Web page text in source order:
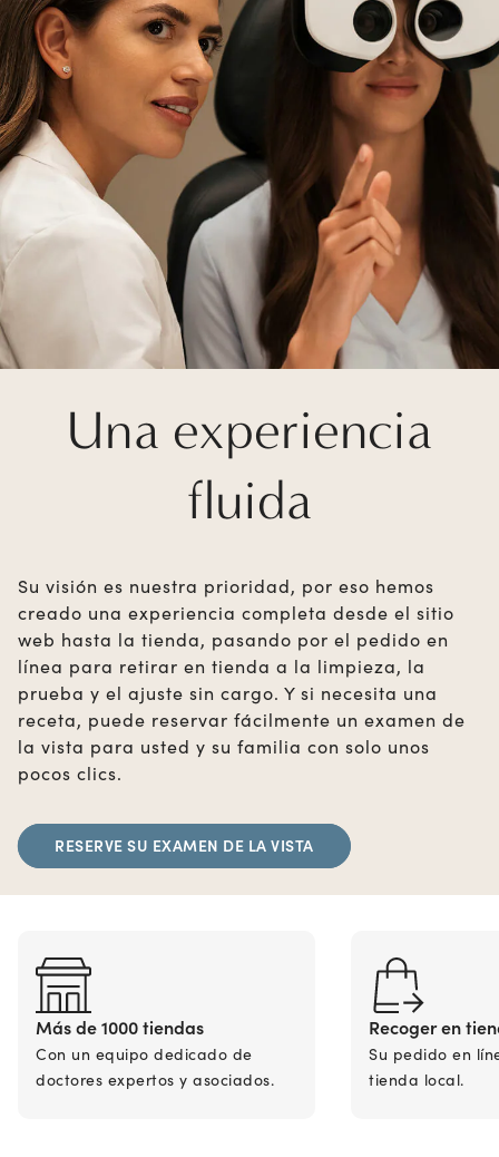
Una experiencia
fluida
Su visión es nuestra prioridad, por eso hemos
creado una experiencia completa desde el sitio
web hasta la tienda, pasando por el pedido en
línea para retirar en tienda a la limpieza, la
prueba y el ajuste sin cargo. Y si necesita una
receta, puede reservar fácilmente un examen de
la vista para usted y su familia con solo unos
pocos clics.
RESERVE SU EXAMEN DE LA VISTA
Más de 1000 tiendas
Con un equipo dedicado de
doctores expertos y asociados.
Recoger en
Su pedido en
tienda local.